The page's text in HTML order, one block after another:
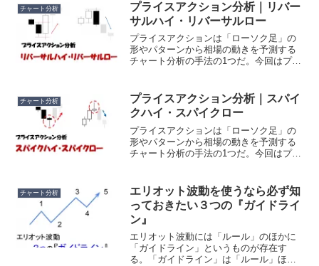
チャート分析
プライスアクション分析｜リバー
サルハイ・リバーサルロー
プライスアクションは「ローソク足」の
形やパターンから相場の動きを予測する
チャート分析の手法の1つだ。今回はプラ
説していく。リバーサルは「相場の反
転」を示すプライスアク...
チャート分析
プライスアクション分析｜スパイ
クハイ・スパイクロー
プライスアクションは「ローソク足」の
形やパターンから相場の動きを予測する
チャート分析の手法の1つだ。今回はプラ
ていく。スパイクハイ/スパイクローは、
相場の『反転』を示...
チャート分析
エリオット波動を使うなら必ず知
っておきたい３つの『ガイドライ
ン』
エリオット波動には「ルール」のほかに
「ガイドライン」というものが存在す
る。「ガイドライン」は「ルール」ほど